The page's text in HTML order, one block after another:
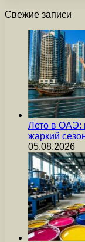
Свежие записи
Лето в ОАЭ:
жаркий
05.08.2026